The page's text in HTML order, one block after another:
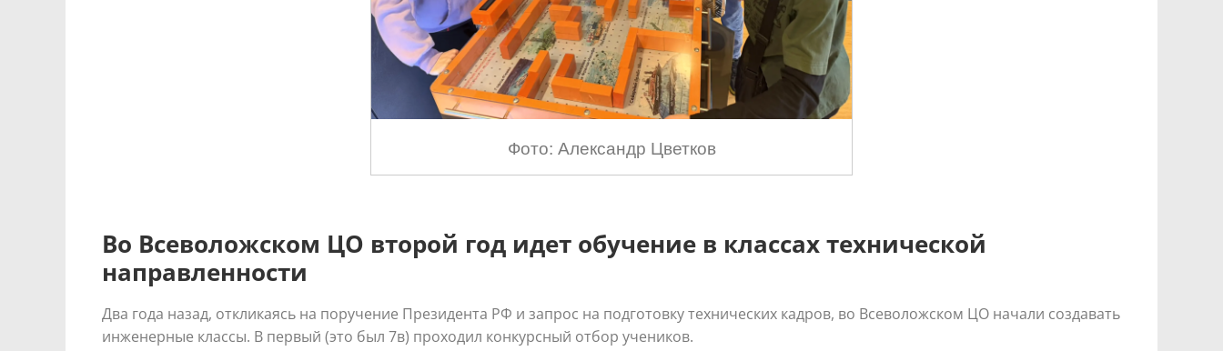
Фото: Александр Цветков
Во Всеволожском ЦО второй год идет обучение в классах технической
направленности
Два года назад, откликаясь на поручение Президента РФ и запрос на подготовку технических кадров, во Всеволожском ЦО начали создавать
инженерные классы. В первый (это был 7в) проходил конкурсный отбор учеников.